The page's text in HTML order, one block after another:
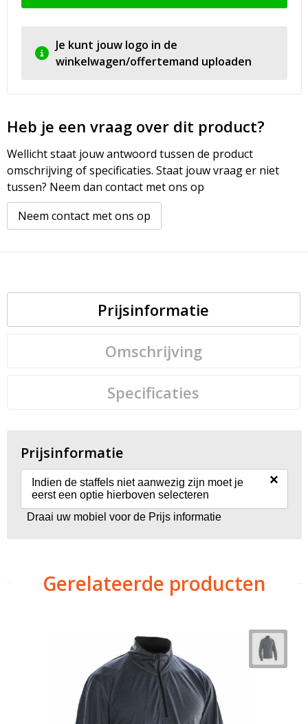
Je kunt jouw logo in de
winkelwagen/offertemand uploaden
Heb je een vraag over dit product?
Wellicht staat jouw antwoord tussen de product
omschrijving of specificaties. Staat jouw vraag er niet
tussen? Neem dan contact met ons op
Neem contact met ons op
Prijsinformatie
Omschrijving
Specificaties
Prijsinformatie
Indien de staffels niet aanwezig zijn moet je
eerst een optie hierboven selecteren
×
Draai uw mobiel voor de Prijs informatie
Gerelateerde producten